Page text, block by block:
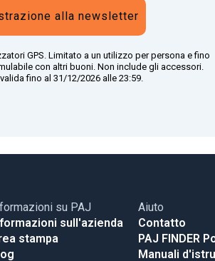
alla newsletter
GPS. Limitato a un utilizzo per persona e fino
con altri buoni. Non include gli accessori.
fino al 31/12/2026 alle 23:59.
su PAJ
sull'azienda
stampa
Aiuto
Contatto
PAJ FINDER
Manuali